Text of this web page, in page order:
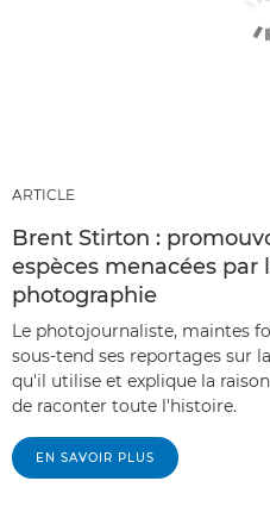
ARTICLE
Brent Stirton :
espèces menacées par
photographie
Le photojournaliste, maintes
sous-tend ses reportages sur
qu'il utilise et explique la
de raconter toute l'histoire.
EN SAVOIR PLUS